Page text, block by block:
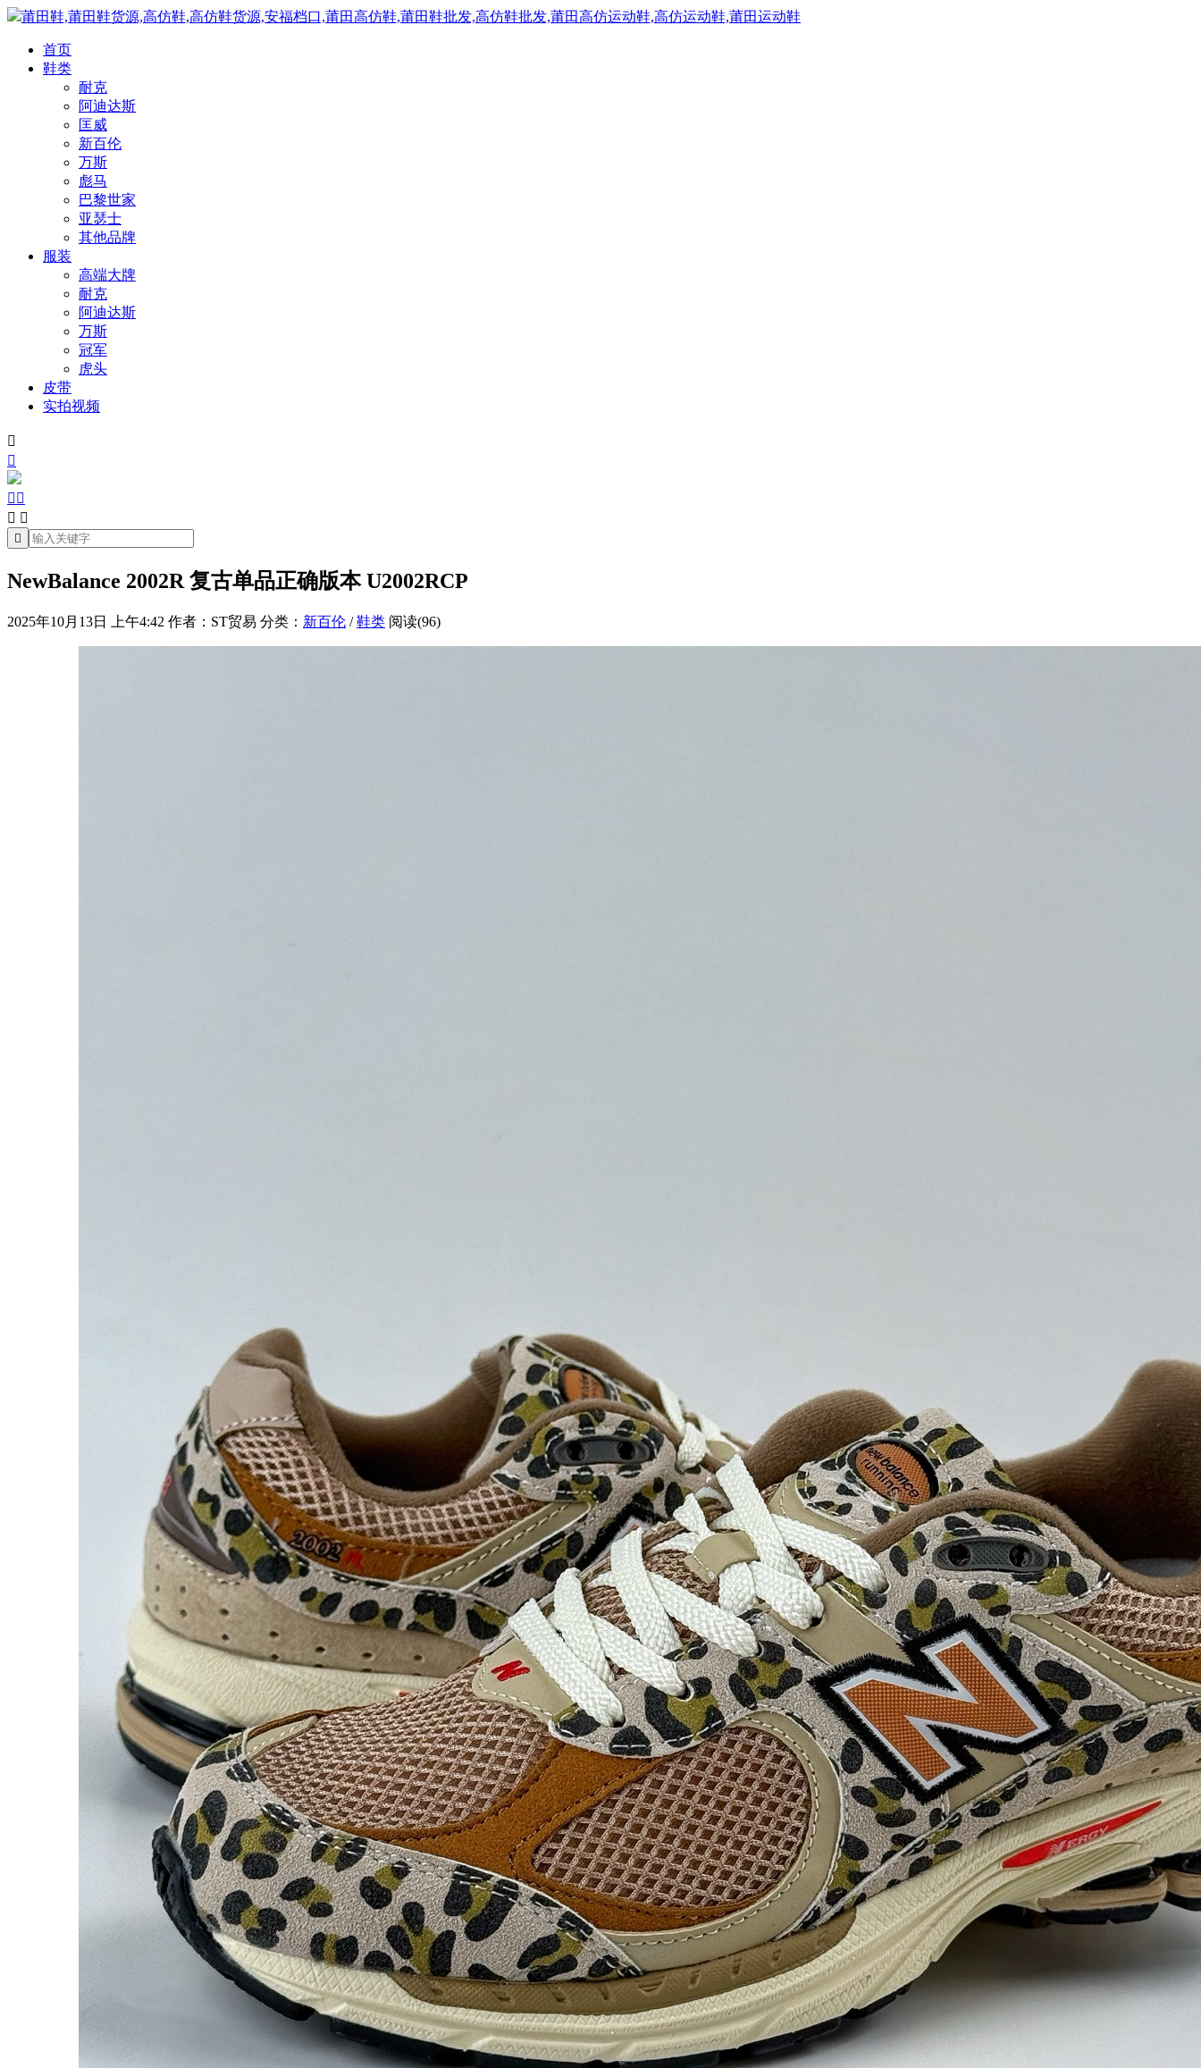
莆田鞋,莆田鞋货源,高仿鞋,高仿鞋货源,安福档口,莆田高仿鞋,莆田鞋批发,高仿鞋批发,莆田高仿运动鞋,高仿运动鞋,莆田运动鞋
首页
鞋类
耐克
阿迪达斯
匡威
新百伦
万斯
彪马
巴黎世家
亚瑟士
其他品牌
服装
高端大牌
耐克
阿迪达斯
万斯
冠军
虎头
皮带
实拍视频


 
 

NewBalance 2002R 复古单品正确版本 U2002RCP
2025年10月13日 上午4:42 作者：ST贸易 分类： 新百伦 /鞋类 阅读(96)